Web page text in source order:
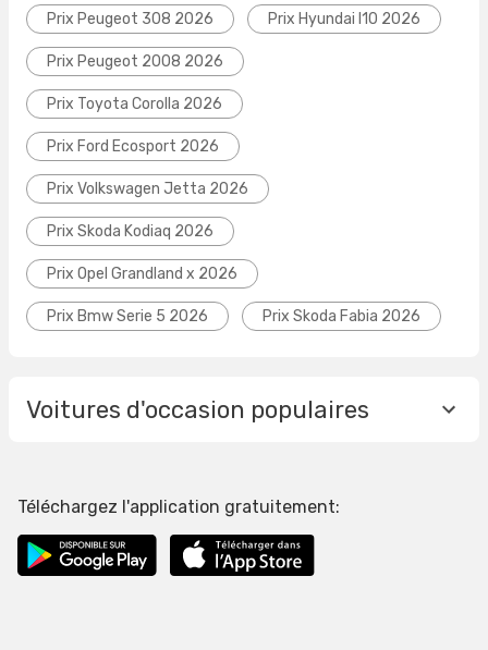
Prix Peugeot 308 2026 Prix Hyundai I10 2026
Prix Peugeot 2008 2026
Prix Toyota Corolla 2026
Prix Ford Ecosport 2026
Prix Volkswagen Jetta 2026
Prix Skoda Kodiaq 2026
Prix Opel Grandland x 2026
Prix Bmw Serie 5 2026 Prix Skoda Fabia 2026
Voitures d'occasion populaires
Téléchargez l'application gratuitement: